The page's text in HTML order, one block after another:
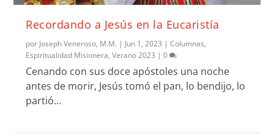
Recordando a Jesús en la Eucaristía
por Joseph Veneroso, M.M. | Jun 1, 2023 |Columnas,
Espiritualidad Misionera,Verano 2023 |0
Cenando con sus doce apóstoles una noche
antes de morir, Jesús tomó el pan, lo bendijo, lo
partió...